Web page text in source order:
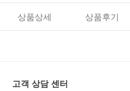
상품상세 상품후기
고객 상담 센터